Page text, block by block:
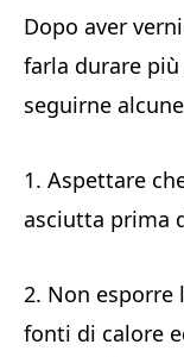
Dopo aver
farla durare
seguirne
1. Aspettare
asciutta prima
2. Non esporre
fonti di calore